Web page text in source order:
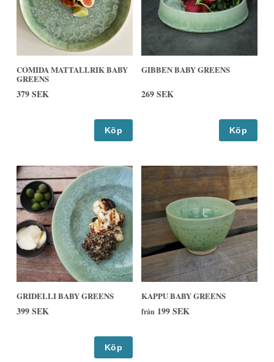
COMIDA MATTALLRIK BABY
GREENS
379 SEK
Köp
GIBBEN BABY GREENS
269 SEK
Köp
GRIDELLI BABY GREENS
399 SEK
Köp
KAPPU BABY GREENS
från 199 SEK